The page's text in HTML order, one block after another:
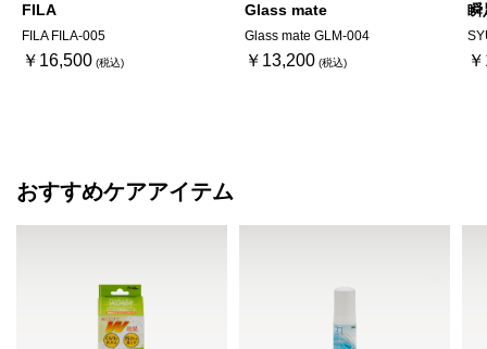
FILA
FILA FILA-005
￥16,500
Glass mate
Glass mate GLM-004
￥13,200
瞬
おすすめケアアイテム